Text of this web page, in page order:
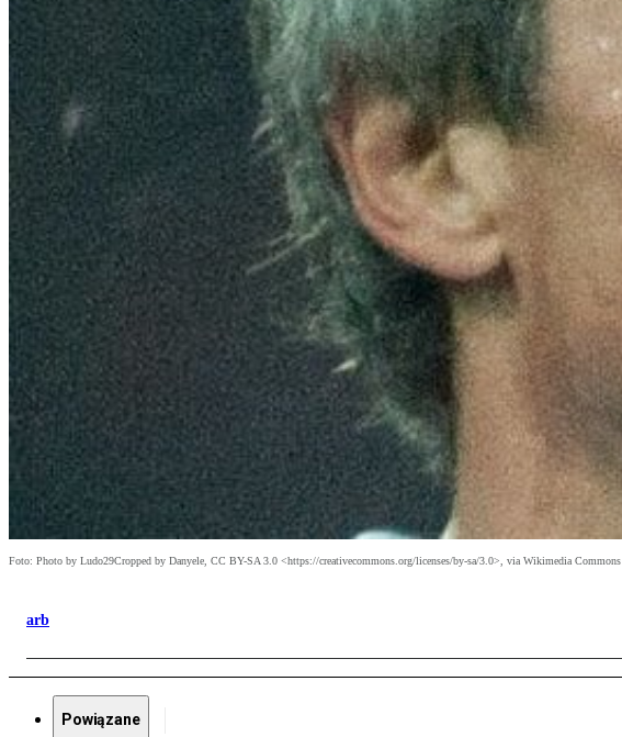
Foto: Photo by Ludo29Cropped by Danyele, CC BY-SA 3.0 <https://creativecommons.org/licenses/by-sa/3.0>, via Wikimedia Commons
arb
Powiązane